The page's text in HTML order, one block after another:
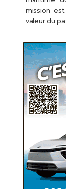
mission
valeur du